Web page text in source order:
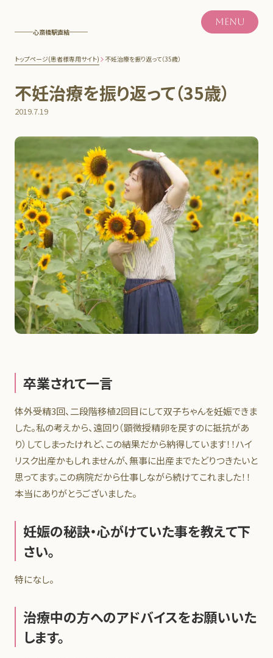
心斎橋駅直結
MENU
トップページ(患者様専用サイト) 不妊治療を振り返って（35歳）
不妊治療を振り返って（35歳）
2019.7.19
卒業されて一言
体外受精3回、二段階移植2回目にして双子ちゃんを妊娠できま
した。私の考えから、遠回り（顕微授精卵を戻すのに抵抗があ
り）してしまったけれど、この結果だから納得しています！！ハイ
リスク出産かもしれませんが、無事に出産までたどりつきたいと
思ってます。この病院だから仕事しながら続けてこれました！！
本当にありがとうございました。
妊娠の秘訣・心がけていた事を教えて下
さい。
特になし。
治療中の方へのアドバイスをお願いいた
します。